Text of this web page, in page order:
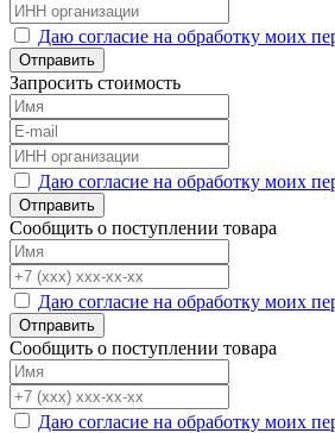
Даю согласие на обработку моих
Отправить
Запросить стоимость
Даю согласие на обработку моих
Отправить
Сообщить о поступлении товара
Даю согласие на обработку моих
Отправить
Сообщить о поступлении товара
Даю согласие на обработку моих